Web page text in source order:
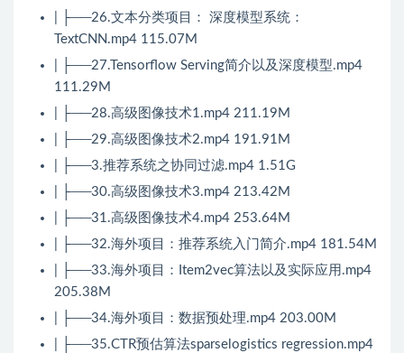
| ├──26.文本分类项目： 深度模型系统：
TextCNN.mp4 115.07M
| ├──27.Tensorflow Serving简介以及深度模型.mp4
111.29M
| ├──28.高级图像技术1.mp4 211.19M
| ├──29.高级图像技术2.mp4 191.91M
| ├──3.推荐系统之协同过滤.mp4 1.51G
| ├──30.高级图像技术3.mp4 213.42M
| ├──31.高级图像技术4.mp4 253.64M
| ├──32.海外项目：推荐系统入门简介.mp4 181.54M
| ├──33.海外项目：Item2vec算法以及实际应用.mp4
205.38M
| ├──34.海外项目：数据预处理.mp4 203.00M
| ├──35.CTR预估算法sparselogistics regression.mp4